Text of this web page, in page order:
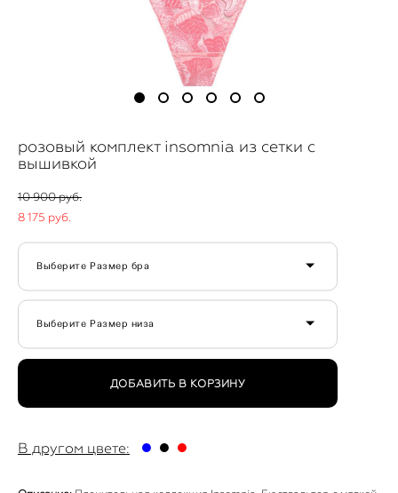
розовый комплект insomnia из сетки с
вышивкой
10 900 pуб.
8 175 pуб.
Выберите Размер бра
Выберите Размер низа
ДОБАВИТЬ В КОРЗИНУ
В другом цвете: ● ● ●